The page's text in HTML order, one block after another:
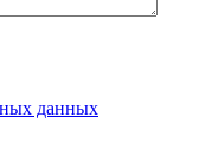
данных